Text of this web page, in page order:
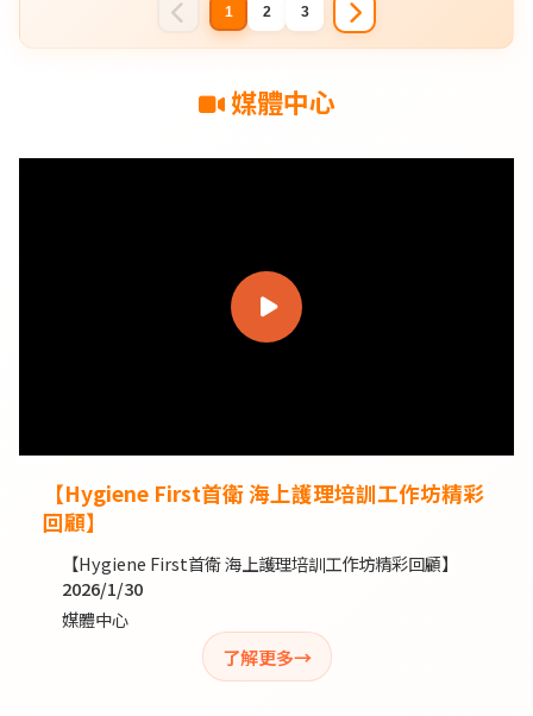
1 2 3
媒體中心
【Hygiene First首衛 海上護理培訓工作坊精彩
回顧】
【Hygiene First首衛 海上護理培訓工作坊精彩回顧】
2026/1/30
媒體中心
了解更多